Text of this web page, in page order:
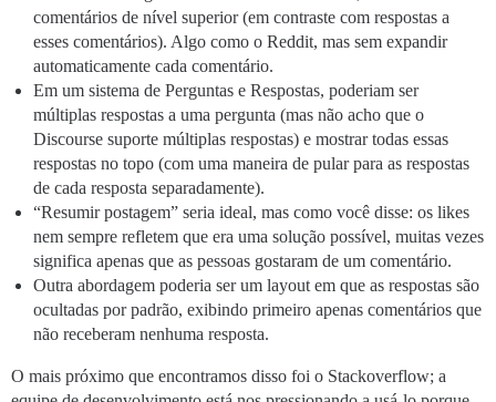
comentários de nível superior (em contraste com respostas a
esses comentários). Algo como o Reddit, mas sem expandir
automaticamente cada comentário.
Em um sistema de Perguntas e Respostas, poderiam ser
múltiplas respostas a uma pergunta (mas não acho que o
Discourse suporte múltiplas respostas) e mostrar todas essas
respostas no topo (com uma maneira de pular para as respostas
de cada resposta separadamente).
“Resumir postagem” seria ideal, mas como você disse: os likes
nem sempre refletem que era uma solução possível, muitas vezes
significa apenas que as pessoas gostaram de um comentário.
Outra abordagem poderia ser um layout em que as respostas são
ocultadas por padrão, exibindo primeiro apenas comentários que
não receberam nenhuma resposta.
O mais próximo que encontramos disso foi o Stackoverflow; a